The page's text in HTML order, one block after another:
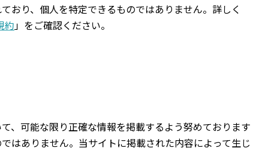
おり、個人を特定できるものではありません。詳しく
約」をご確認ください。
、可能な限り正確な情報を掲載するよう努めております
はありません。当サイトに掲載された内容によって生じ